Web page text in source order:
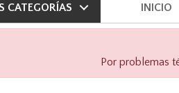
CATEGORÍAS INICIO
Por problemas